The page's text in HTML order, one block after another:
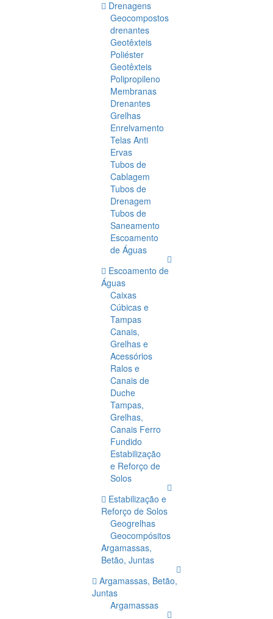
Drenagens
Geocompostos
drenantes
Geotêxteis
Poliéster
Geotêxteis
Polipropileno
Membranas
Drenantes
Grelhas
Enrelvamento
Telas Anti
Ervas
Tubos de
Cablagem
Tubos de
Drenagem
Tubos de
Saneamento
Escoamento
de Águas
Escoamento de
Águas
Caixas
Cúbicas e
Tampas
Canais,
Grelhas e
Acessórios
Ralos e
Canais de
Duche
Tampas,
Grelhas,
Canais Ferro
Fundido
Estabilização
e Reforço de
Solos
Estabilização e
Reforço de Solos
Geogrelhas
Geocompósitos
Argamassas,
Betão, Juntas
Argamassas, Betão,
Juntas
Argamassas